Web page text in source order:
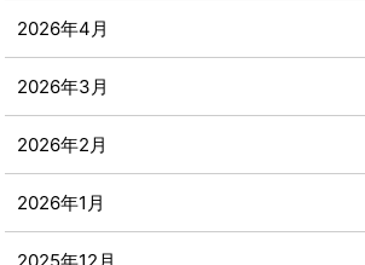
2026年4月
2026年3月
2026年2月
2026年1月